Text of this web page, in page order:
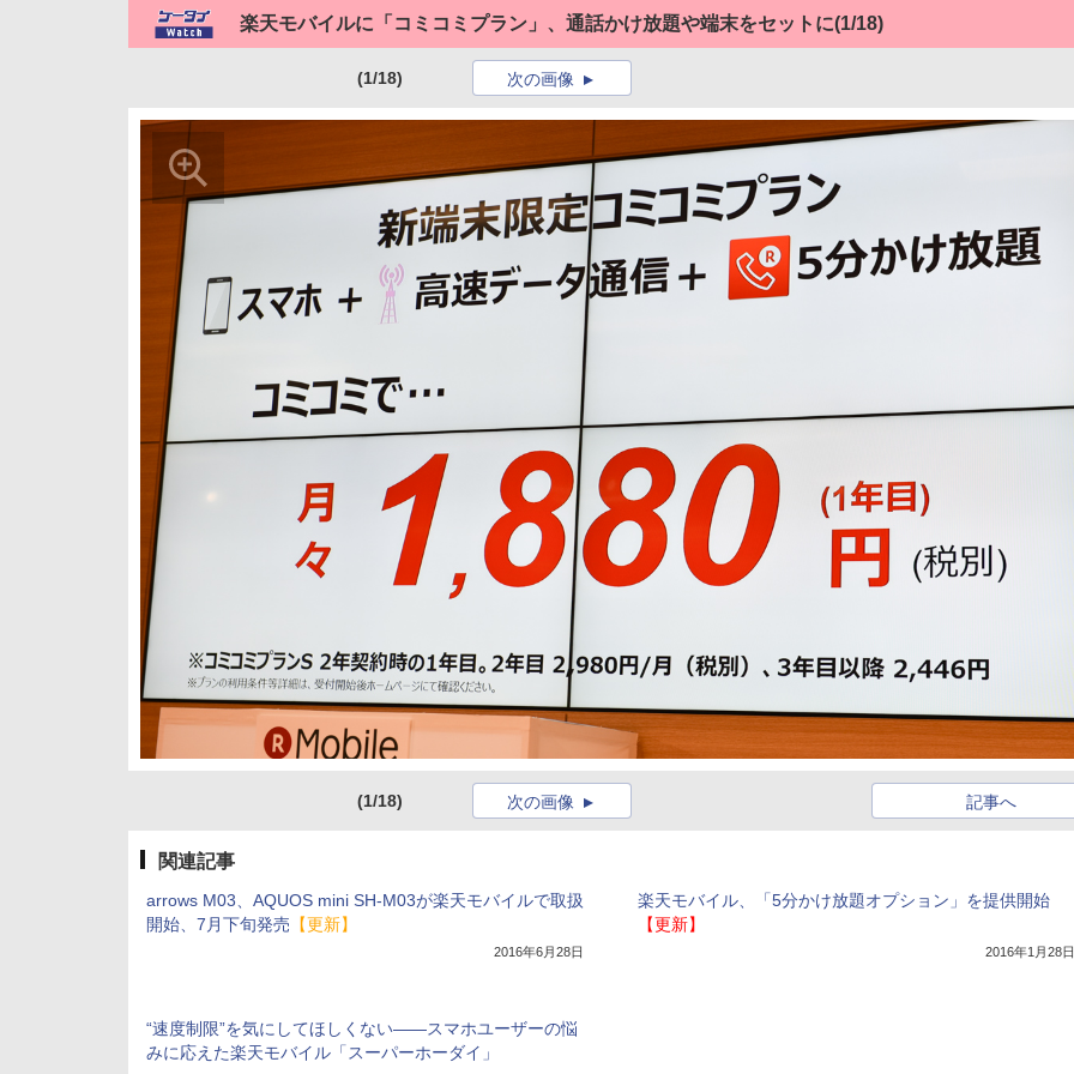
楽天モバイルに「コミコミプラン」、通話かけ放題や端末をセットに(1/18)
(1/18) 次の画像
(1/18) 記事へ
次の画像
関連記事
arrows M03、AQUOS mini SH-M03が楽天モバイルで取扱
開始、7月下旬発売 【更新】
2016年6月28日
楽天モバイル、「5分かけ放題オプション」を提供開始
【更新】
2016年1月28日
“速度制限”を気にしてほしくない――スマホユーザーの悩
みに応えた楽天モバイル「スーパーホーダイ」